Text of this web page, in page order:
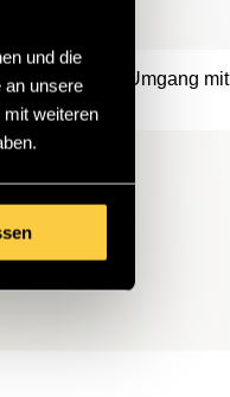
und die
an unsere
weiteren
zum Umgang mit